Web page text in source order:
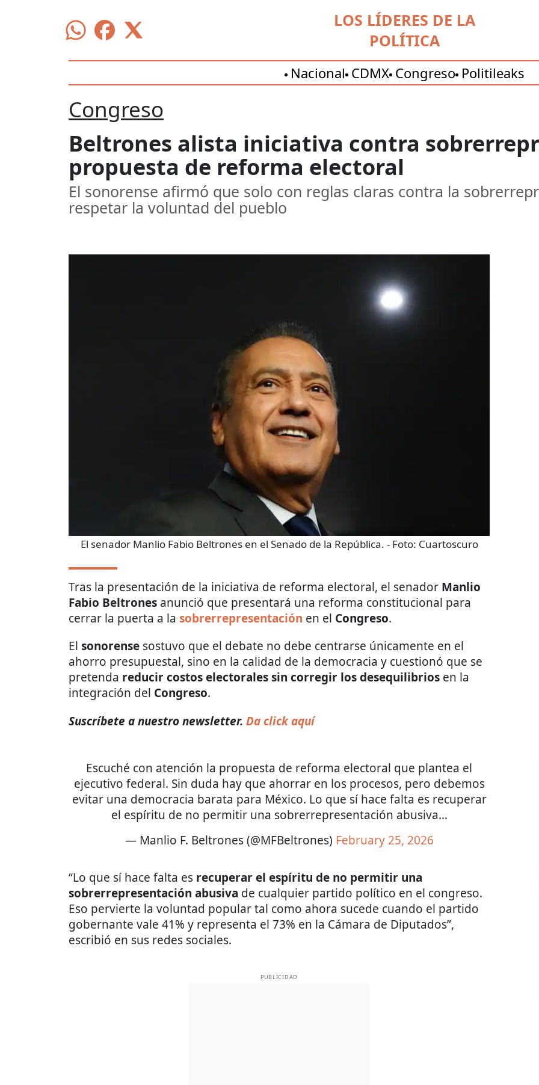
LOS LÍDERES DE LA
POLÍTICA
Nacional CDMX Congreso Politileaks
Congreso
Beltrones alista iniciativa contra
propuesta de reforma electoral
El sonorense afirmó que solo con reglas claras contra la
respetar la voluntad del pueblo
El senador Manlio Fabio Beltrones en el Senado de la República. - Foto: Cuartoscuro
Tras la presentación de la iniciativa de reforma electoral, el senador Manlio
Fabio Beltrones anunció que presentará una reforma constitucional para
cerrar la puerta a la sobrerrepresentación en el Congreso.
El sonorense sostuvo que el debate no debe centrarse únicamente en el
ahorro presupuestal, sino en la calidad de la democracia y cuestionó que se
pretenda reducir costos electorales sin corregir los desequilibrios en la
integración del Congreso.
Suscríbete a nuestro newsletter. Da click aquí
ejecutivo federal. Sin duda hay que ahorrar en los procesos, pero debemos
evitar una democracia barata para México. Lo que sí hace falta es recuperar
el espíritu de no permitir una sobrerrepresentación abusiva…
sobrerrepresentación abusivade cualquier partido político en el congreso.
Eso pervierte la voluntad popular tal como ahora sucede cuando el partido
gobernante vale 41% y representa el 73% en la Cámara de Diputados”,
escribió en sus redes sociales.